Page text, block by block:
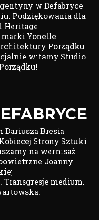
w Defabryce
Podziękowania dla
Heritage
Yonelle
Porządku
witamy Studio
Dariusza Bresia
Strony Sztuki
na wernisaż
Joanny
Transgresje medium.